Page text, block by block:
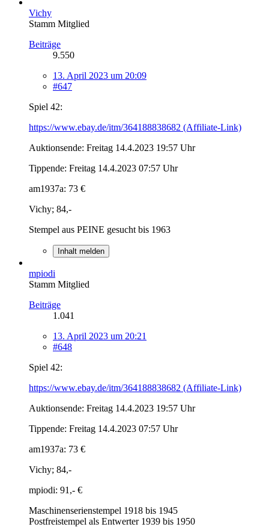
Vichy
Stamm Mitglied
Beiträge
9.550
13. April 2023 um 20:09
#647
Spiel 42:
https://www.ebay.de/itm/364188838682 (Affiliate-Link)
Auktionsende: Freitag 14.4.2023 19:57 Uhr
Tippende: Freitag 14.4.2023 07:57 Uhr
am1937a: 73 €
Vichy; 84,-
Stempel aus PEINE gesucht bis 1963
Inhalt melden
mpiodi
Stamm Mitglied
Beiträge
1.041
13. April 2023 um 20:21
#648
Spiel 42:
https://www.ebay.de/itm/364188838682 (Affiliate-Link)
Auktionsende: Freitag 14.4.2023 19:57 Uhr
Tippende: Freitag 14.4.2023 07:57 Uhr
am1937a: 73 €
Vichy; 84,-
mpiodi: 91,- €
Maschinenserienstempel 1918 bis 1945
Postfreistempel als Entwerter 1939 bis 1950